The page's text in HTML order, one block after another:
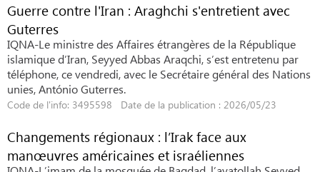
Guerre contre l'Iran : Araghchi s'entretient avec
Guterres
IQNA-Le ministre des Affaires étrangères de la République
islamique d’Iran, Seyyed Abbas Araqchi, s’est entretenu par
téléphone, ce vendredi, avec le Secrétaire général des Nations
unies, António Guterres.
Code de l'info: 3495598 Date de la publication : 2026/05/23
Changements régionaux : l’Irak face aux
manœuvres américaines et israéliennes